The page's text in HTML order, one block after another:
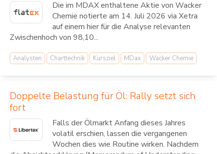
Die im MDAX enthaltene Aktie von Wacker
Chemie notierte am 14. Juli 2026 via Xetra
auf einem hier für die Analyse relevanten
Zwischenhoch von 98,10...
Analysten Charttechnik Kursziel MDax Wacker Chemie
Doppelte Belastung für Öl: Rally setzt sich
fort
Falls der Ölmarkt Anfang dieses Jahres
volatil erschien, lassen die vergangenen
Wochen dies wie Routine wirken. Nachdem